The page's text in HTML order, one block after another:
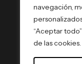
navegación,
“Aceptar
de las cookies.